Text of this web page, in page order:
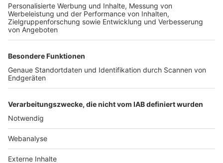
TOP-PARTNER
Nutzungsbedingungen Datenschutz Impressum